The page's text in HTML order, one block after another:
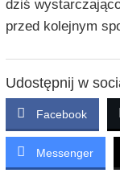
dziś
przed kolejnym
Udostępnij w
Facebook
Messenger